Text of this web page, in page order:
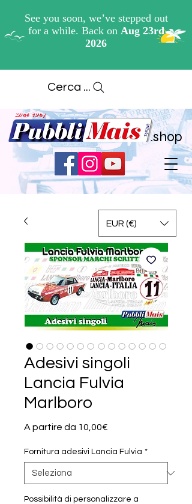
.shop
Cerca ...
Adesivi singoli
Lancia Fulvia
Marlboro
A partire da 10,00€
Fornitura adesivi Lancia Fulvia *
Possibilità di personalizzare a
EUR (€)